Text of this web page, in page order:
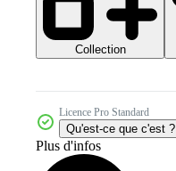
Collection
Licence Pro Standard
Qu'est-ce que c'est ?
Plus d'infos